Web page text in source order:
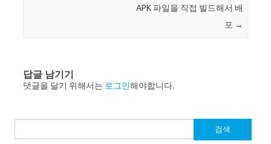
APK 파일을 직접 빌드해서 배
포 →
답글 남기기
댓글을 달기 위해서는 로그인해야합니다.
색: